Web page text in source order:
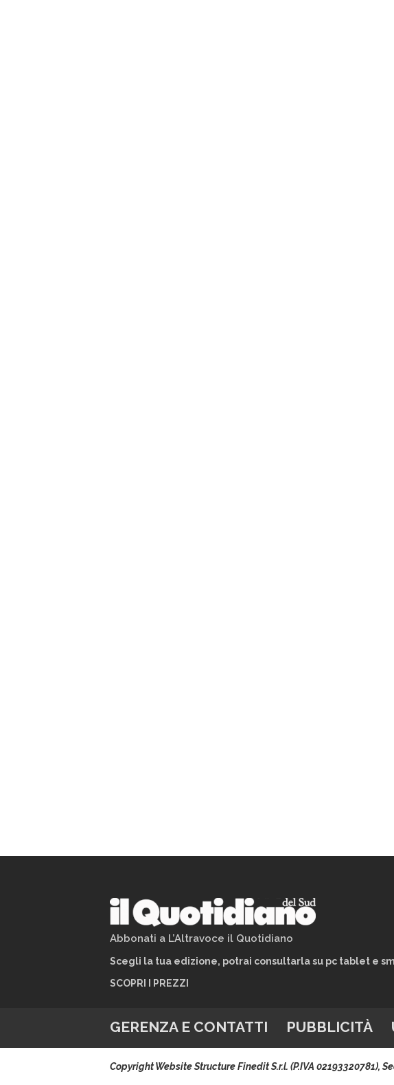
Abbonati a L’Altravoce il Quotidiano
Scegli la tua edizione, potrai consultarla su pc tablet e
SCOPRI I PREZZI
GERENZA E CONTATTI PUBBLICITÀ
Copyright Website Structure Finedit S.r.l. (P.IVA 02193320781),